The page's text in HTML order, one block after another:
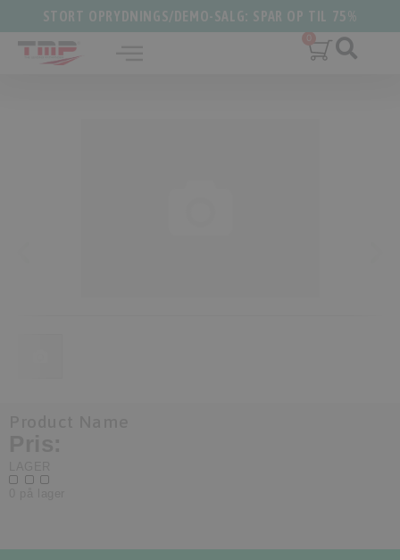
STORT OPRYDNINGS/DEMO-SALG: SPAR OP TIL 75%